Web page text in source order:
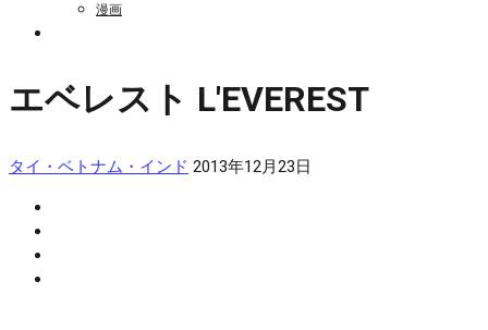
漫画
エベレスト L'EVEREST
タイ・ベトナム・インド 2013年12月23日